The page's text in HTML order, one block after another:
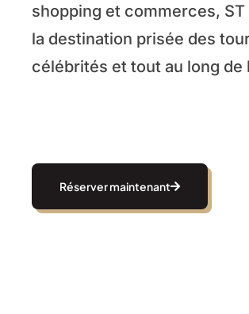
shopping et commerces, ST
la destination prisée des
célébrités et tout au long de
Réserver maintenant